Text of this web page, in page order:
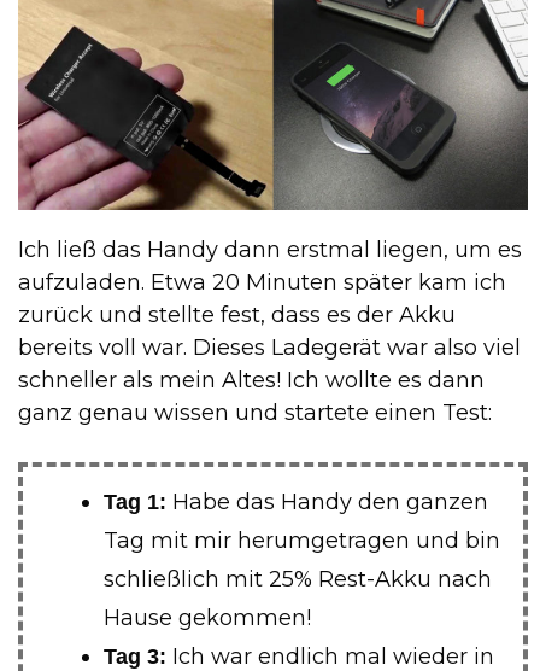
Ich ließ das Handy dann erstmal liegen, um es
aufzuladen. Etwa 20 Minuten später kam ich
zurück und stellte fest, dass es der Akku
bereits voll war. Dieses Ladegerät war also viel
schneller als mein Altes! Ich wollte es dann
ganz genau wissen und startete einen Test:
Tag 1: Habe das Handy den ganzen
Tag mit mir herumgetragen und bin
schließlich mit 25% Rest-Akku nach
Hause gekommen!
Tag 3: Ich war endlich mal wieder in